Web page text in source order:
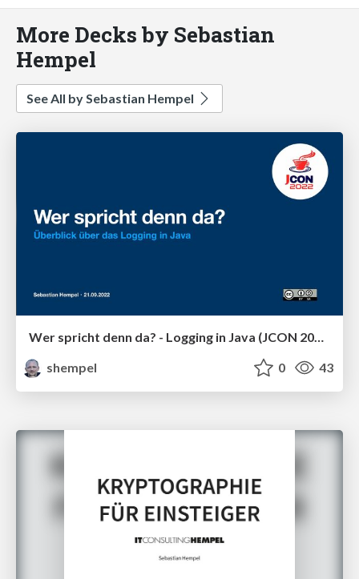
More Decks by Sebastian
Hempel
See All by Sebastian Hempel
Wer spricht denn da? - Logging in Java (JCON 2022)
shempel
0 43